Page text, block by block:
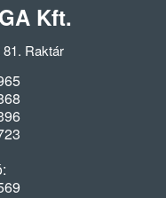
Kft.
81. Raktár